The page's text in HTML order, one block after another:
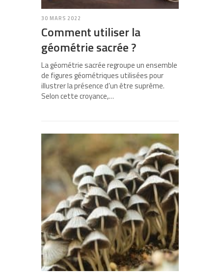
30 MARS 2022
Comment utiliser la
géométrie sacrée ?
La géométrie sacrée regroupe un ensemble
de figures géométriques utilisées pour
illustrer la présence d’un être suprême.
Selon cette croyance,…